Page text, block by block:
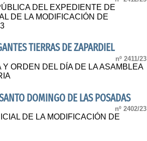
DEL EXPEDIENTE DE
DE LA MODIFICACIÓN DE
TIERRAS DE ZAPARDIEL
nº 2411/23
Y ORDEN DEL DÍA DE LA ASAMBLEA
DOMINGO DE LAS POSADAS
nº 2402/23
DE LA MODIFICACIÓN DE